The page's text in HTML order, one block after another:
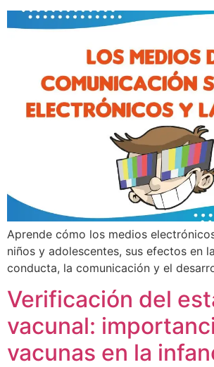
Aprende cómo los medios
niños y adolescentes, sus efectos en
conducta, la comunicación y el
Verificación del
vacunal:
vacunas en la